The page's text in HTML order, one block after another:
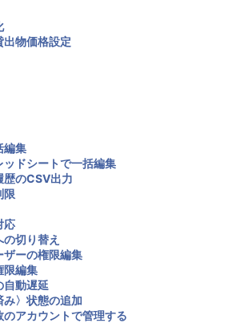
出物価格設定
編集
ドシートで一括編集
歴のCSV出力
限
応
切り替え
ザーの権限編集
限編集
自動遅延
み〉状態の追加
のアカウントで管理する